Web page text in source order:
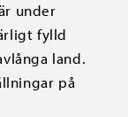
under
fylld
land.
på